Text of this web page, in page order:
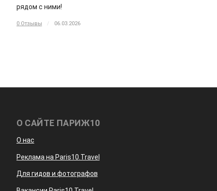
рядом с ними!
0 Отзывы / 06.03.2026
О САЙТЕ ПАРИЖ10
О нас
Реклама на Paris10.Travel
Для гидов и фотографов